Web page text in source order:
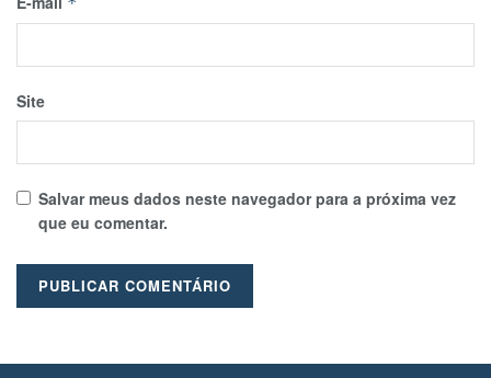
Site
Salvar meus dados neste navegador para a próxima vez
que eu comentar.